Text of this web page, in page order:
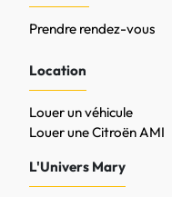
Prendre rendez-vous
Location
Louer un véhicule
Louer une Citroën AMI
L'Univers Mary